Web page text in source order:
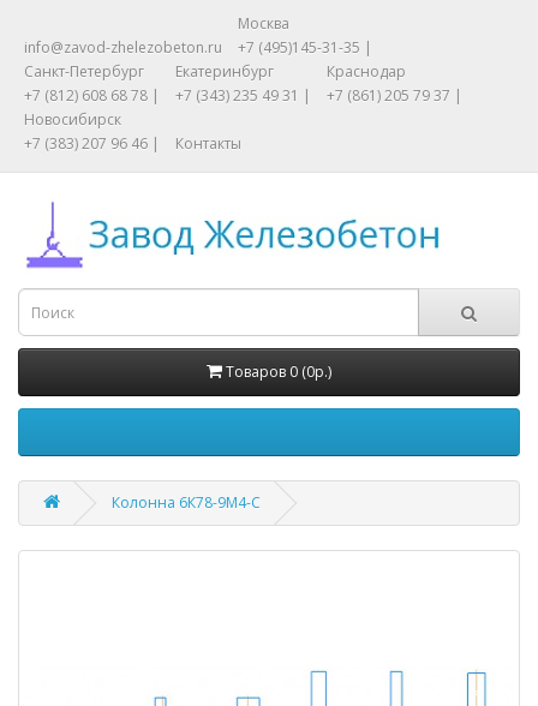
info@zavod-zhelezobeton.ru
Москва
+7 (495)145-31-35 |
Санкт-Петербург
+7 (812) 608 68 78 |
Екатеринбург
+7 (343) 235 49 31 |
Краснодар
+7 (861) 205 79 37 |
Новосибирск
+7 (383) 207 96 46 |
Контакты
Товаров 0 (0р.)
Колонна 6К78-9М4-С